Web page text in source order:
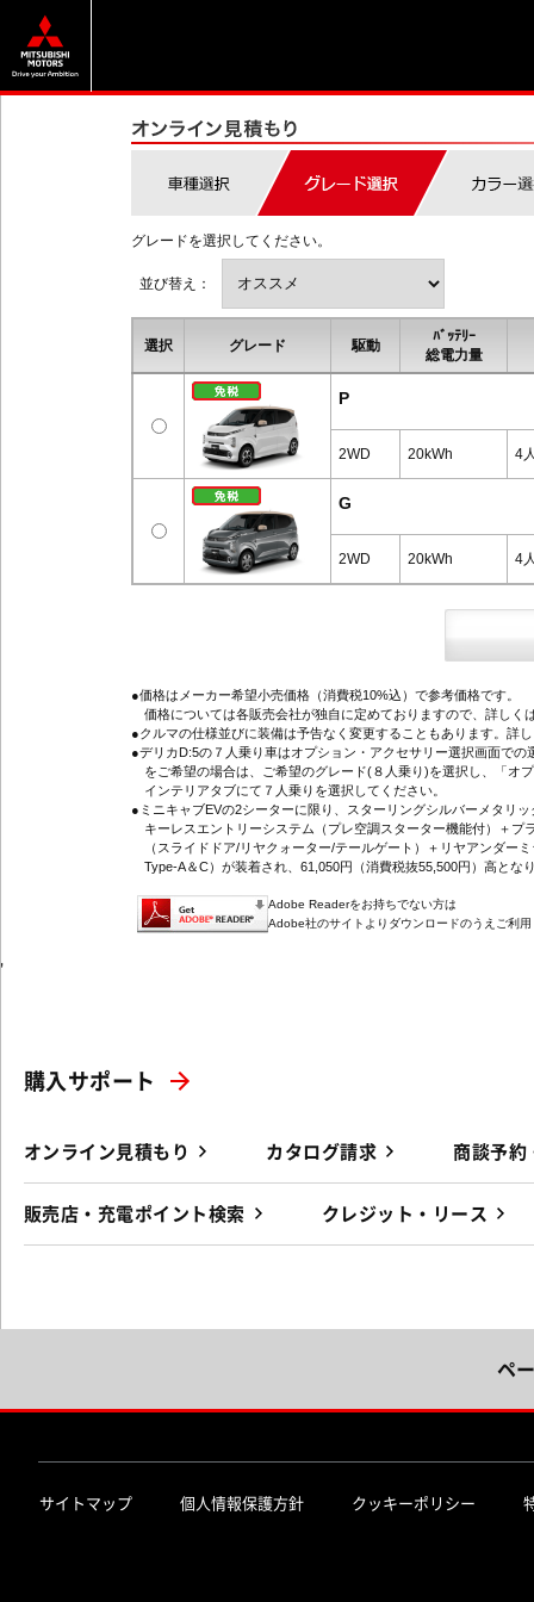
グレードを選択してください。
並び替え：
選択 グレード 駆動
ﾊﾞｯﾃﾘｰ
総電力量
P
2WD 20kWh 4
G
2WD 20kWh 4
●価格はメーカー希望小売価格（消費税10%込）で参考価格です。
価格については各販売会社が独自に定めておりますので、詳しく
●クルマの仕様並びに装備は予告なく変更することもあります。詳
●デリカD:5の７人乗り車はオプション・アクセサリー選択画面での
をご希望の場合は、ご希望のグレード(８人乗り)を選択し、「オ
インテリアタブにて７人乗りを選択してください。
●ミニキャブEVの2シーターに限り、スターリングシルバーメタリ
キーレスエントリーシステム（プレ空調スターター機能付）＋プ
（スライドドア/リヤクォーター/テールゲート）＋リヤアンダー
Type-A＆C）が装着され、61,050円（消費税抜55,500円）高とな
Adobe Readerをお持ちでない方は
Adobe社のサイトよりダウンロードのうえご利
'
購入サポート
オンライン見積もり カタログ請求 商談予約
販売店・充電ポイント検索 クレジット・リース
ペ
サイトマップ 個人情報保護方針 クッキーポリシー